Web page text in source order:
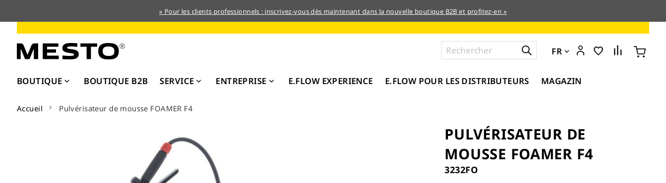
« Pour les clients professionnels : inscrivez-vous dès maintenant dans la nouvelle boutique B2B et profitez-en »
contenu
FR
BOUTIQUE BOUTIQUE B2B SERVICE ENTREPRISE E.FLOW EXPERIENCE E.FLOW POUR LES DISTRIBUTEURS MAGAZIN
Accueil Pulvérisateur de mousse FOAMER F4
PULVÉRISATEUR DE
MOUSSE FOAMER F4
3232FO